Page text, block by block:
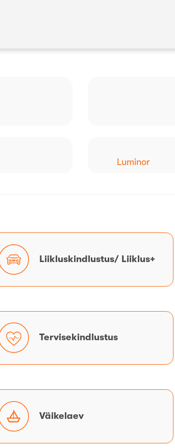
Luminor
Liikluskindlustus/
Liikluskindlustus/ Liiklus+
Tervisekindlustus
Tervisekindlustus
Väikelaev
Väikelaev